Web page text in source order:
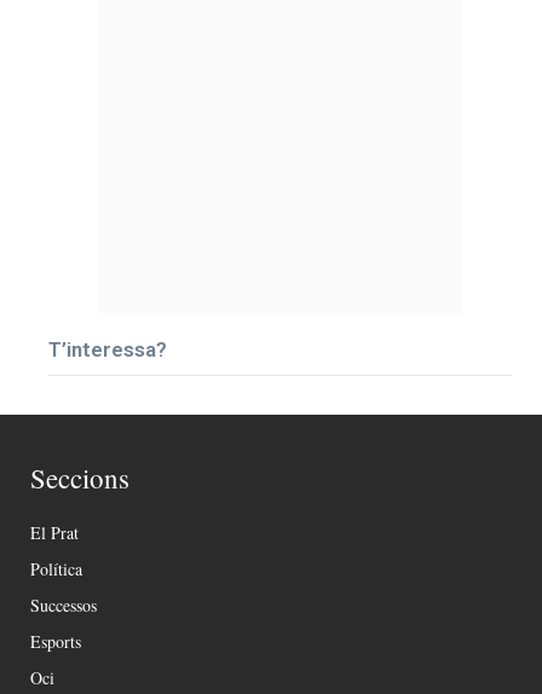
T’interessa?
Seccions
El Prat
Política
Successos
Esports
Oci